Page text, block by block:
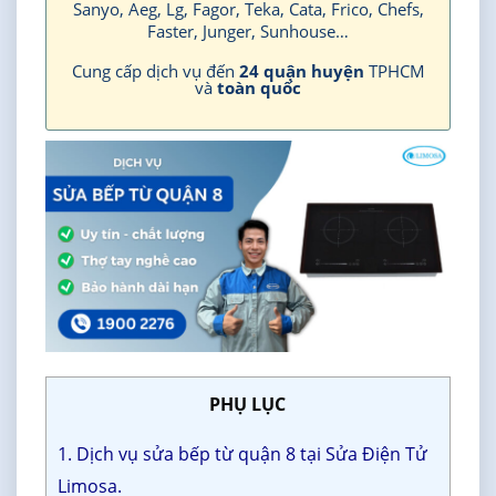
Sanyo, Aeg, Lg, Fagor, Teka, Cata, Frico, Chefs,
Faster, Junger, Sunhouse…
Cung cấp dịch vụ đến 24 quận huyện TPHCM
và toàn quốc
PHỤ LỤC
1. Dịch vụ sửa bếp từ quận 8 tại Sửa Điện Tử
Limosa.